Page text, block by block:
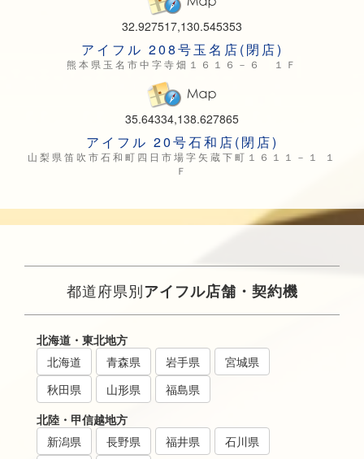
32.927517,130.545353
アイフル 208号玉名店(閉店)
熊本県玉名市中字寺畑１６１６－６ １Ｆ
35.64334,138.627865
アイフル 20号石和店(閉店)
山梨県笛吹市石和町四日市場字矢蔵下町１６１１－１ １
Ｆ
都道府県別アイフル店舗・契約機
北海道・東北地方
北海道
青森県 岩手県
宮城県
秋田県
山形県
福島県
北陸・甲信越地方
新潟県
長野県 福井県
石川県